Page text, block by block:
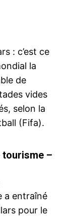
: c’est ce
la
de
vides
selon la
(Fifa).
tourisme –
a entraîné
pour le